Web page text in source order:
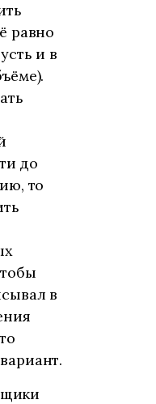
равно
и в
до
то
в